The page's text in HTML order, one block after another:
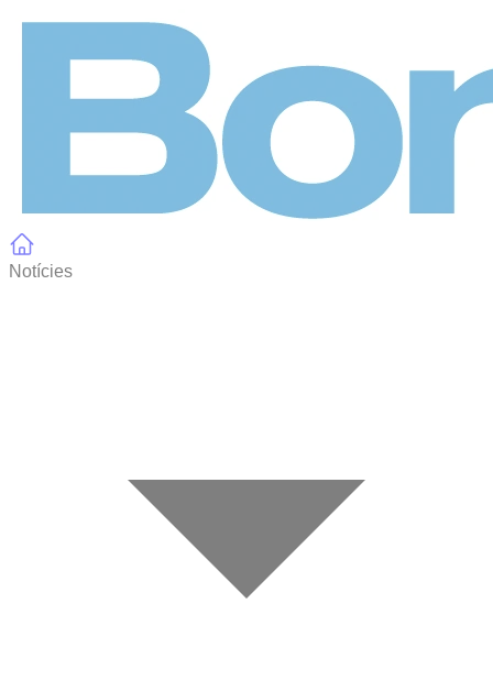
Notícies